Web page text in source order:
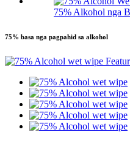
75% Alkohol nga
75% basa nga pagpahid sa alkohol